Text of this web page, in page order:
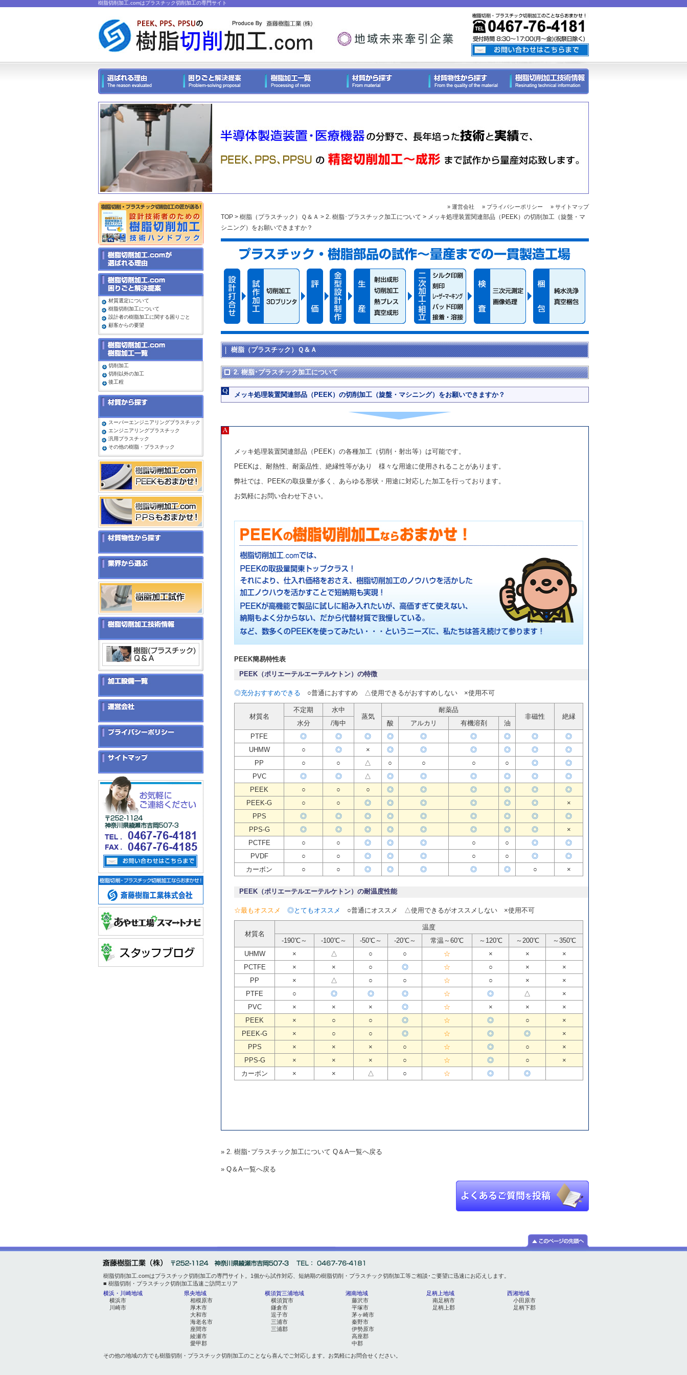
樹脂切削加工.comはプラスチック切削加工の専門サイト
» 運営会社 » プライバシーポリシー
» サイトマップ
TOP > 樹脂（プラスチック）Ｑ＆Ａ > 2. 樹脂･プラスチック加工について > メッキ処理装置関連部品（PEEK）の切削加工（旋盤・マ
シニング）をお願いできますか？
樹脂（プラスチック）Ｑ＆Ａ
2. 樹脂･プラスチック加工について
メッキ処理装置関連部品（PEEK）の切削加工（旋盤・マシニング）をお願いできますか？
メッキ処理装置関連部品（PEEK）の各種加工（切削・射出等）は可能です。
PEEKは、耐熱性、耐薬品性、絶縁性等があり 様々な用途に使用されることがあります。
弊社では、PEEKの取扱量が多く、あらゆる形状・用途に対応した加工を行っております。
お気軽にお問い合わせ下さい。
PEEK簡易特性表
PEEK（ポリエーテルエーテルケトン）の特徴
◎充分おすすめできる ○普通におすすめ △使用できるがおすすめしない ×使用不可
材質名
不定期
水中
蒸気
耐薬品
非磁性
絶縁
水分
/海中 酸 アルカリ 有機溶剤
油
PTFE
◎ ◎ ◎ ◎ ◎ ◎ ◎ ◎
◎
UHMW
○ ◎ × ◎ ◎ ◎ ◎ ◎
◎
PP
○ ○ △ ○ ○ ○ ○ ◎
◎
PVC
◎ ◎ △ ◎ ◎ ◎ ◎ ◎
◎
PEEK
○ ○ ○ ◎ ◎ ◎ ◎ ◎
◎
PEEK-G
○ ○ ◎ ◎ ◎ ◎ ◎ ◎
×
PPS
◎ ◎ ◎ ◎ ◎ ◎ ◎ ◎
◎
PPS-G
◎ ◎ ◎ ◎ ◎ ◎ ◎ ◎
×
PCTFE
○ ○ ◎ ◎ ◎ ○ ○ ◎
◎
PVDF
○ ○ ◎ ◎ ◎ ○ ○ ◎
◎
カーボン
○ ○ ◎ ◎ ◎ ◎ ◎ ○ ×
PEEK（ポリエーテルエーテルケトン）の耐温度性能
☆最もオススメ ◎とてもオススメ ○普通にオススメ △使用できるがオススメしない ×使用不可
材質名
温度
-190℃～
-100℃～ -50℃～ -20℃～ 常温～60℃ ～120℃ ～200℃
～350℃
UHMW
× △ ○ ○ ☆ × ×
×
PCTFE
× × ○ ◎ ☆ ○ ×
×
PP
× △ ○ ○ ☆ ○ ×
×
PTFE
○ ◎ ◎ ◎ ☆ ◎ △
×
PVC
× × × ◎ ☆ × ×
×
PEEK
× ○ ○ ◎ ☆ ◎ ○
×
PEEK-G
× ○ ○ ◎ ☆ ◎ ◎
×
PPS
× × × ○ ☆ ◎ ○
×
PPS-G
× × × ○ ☆ ◎ ○
×
カーボン
× × △ ○ ☆ ◎ ◎
» 2. 樹脂･プラスチック加工について Q＆A一覧へ戻る
» Q＆A一覧へ戻る
材質選定について
樹脂切削加工について
設計者の樹脂加工に関する困りごと
顧客からの要望
切削加工
切削以外の加工
後工程
スーパーエンジニアリングプラスチック
エンジニアリングプラスチック
汎用プラスチック
その他の樹脂・プラスチック
樹脂切削加工.comはプラスチック切削加工の専門サイト。1個から試作対応、短納期の樹脂切削・プラスチック切削加工等ご相談･ご要望に迅速にお応えします。
■ 樹脂切削・プラスチック切削加工迅速ご訪問エリア
横浜・川崎地域
横浜市
川崎市
県央地域
相模原市
厚木市
大和市
海老名市
座間市
綾瀬市
愛甲郡
横須賀三浦地域
横須賀市
鎌倉市
逗子市
三浦市
三浦郡
湘南地域
藤沢市
平塚市
茅ヶ崎市
秦野市
伊勢原市
高座郡
中郡
足柄上地域
南足柄市
足柄上郡
西湘地域
小田原市
足柄下郡
その他の地域の方でも樹脂切削・プラスチック切削加工のことなら喜んでご対応します。お気軽にお問合せください。